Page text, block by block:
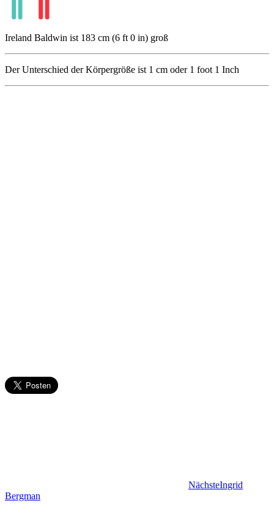
Ireland Baldwin ist 183 cm (6 ft 0 in) groß
Der Unterschied der Körpergröße ist 1 cm oder 1 foot 1 Inch
NächsteIngrid
Bergman